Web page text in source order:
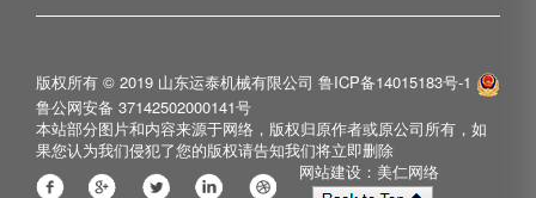
版权所有 © 2019 山东运泰机械有限公司 鲁ICP备14015183号-1
鲁公网安备 37142502000141号
本站部分图片和内容来源于网络，版权归原作者或原公司所有，如
果您认为我们侵犯了您的版权请告知我们将立即删除
网站建设：美仁网络